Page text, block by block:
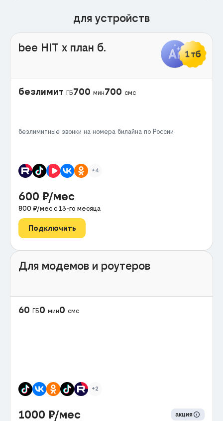
для устройств
bee HIT x план б.
безлимит ГБ700 мин700 смс
безлимитные звонки на номера билайна по России
+4
600 ₽/мес
800 ₽/мес с 13-го месяца
Подключить
Для модемов и роутеров
60 ГБ0 мин0 смс
+2
1000 ₽/мес акция